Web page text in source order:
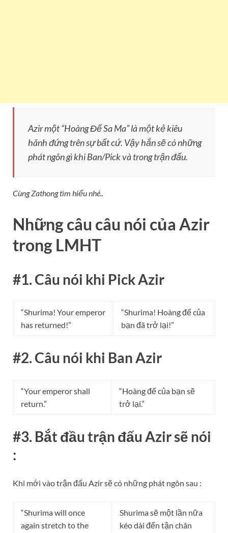
Azir một “Hoàng Đế Sa Ma” là một kẻ kiêu
hãnh đứng trên sự bất cứ. Vậy hắn sẽ có những
phát ngôn gì khi Ban/Pick và trong trận đấu.
Cùng Zathong tìm hiểu nhé..
Những câu câu nói của Azir
trong LMHT
#1. Câu nói khi Pick Azir
“Shurima! Your emperor
has returned!”
“Shurima! Hoàng đế của
bạn đã trở lại!”
#2. Câu nói khi Ban Azir
“Your emperor shall
return.”
“Hoàng đế của bạn sẽ
trở lại.”
#3. Bắt đầu trận đấu Azir sẽ nói
:
Khi mới vào trận đấu Azir sẽ có những phát ngôn sau :
“Shurima will once
again stretch to the
Shurima sẽ một lần nữa
kéo dài đến tận chân